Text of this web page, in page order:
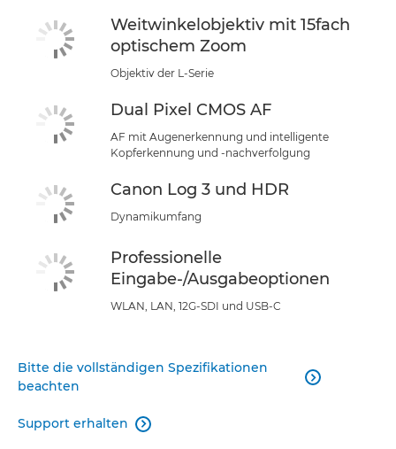
Weitwinkelobjektiv mit 15fach
optischem Zoom
Objektiv der L-Serie
Dual Pixel CMOS AF
AF mit Augenerkennung und intelligente
Kopferkennung und -nachverfolgung
Canon Log 3 und HDR
Dynamikumfang
Professionelle
Eingabe-/Ausgabeoptionen
WLAN, LAN, 12G-SDI und USB-C
Bitte die vollständigen Spezifikationen
beachten

Support erhalten 